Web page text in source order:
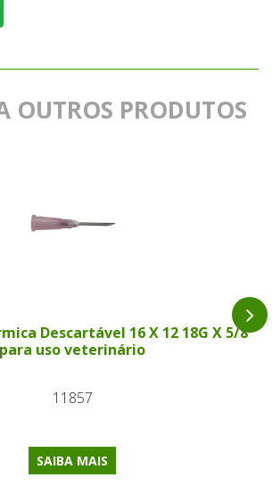
OUTROS PRODUTOS
Descartável 16 X 12 18G X 5/8"
para uso veterinário
11857
SAIBA MAIS